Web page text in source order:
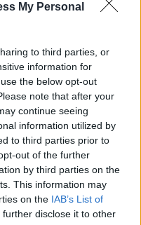
My Personal
to third parties, or
information for
the below opt-out
note that after your
continue seeing
information utilized by
to third parties prior to
out of the further
by third parties on the
This information may
on the IAB’s List of
further disclose it to other